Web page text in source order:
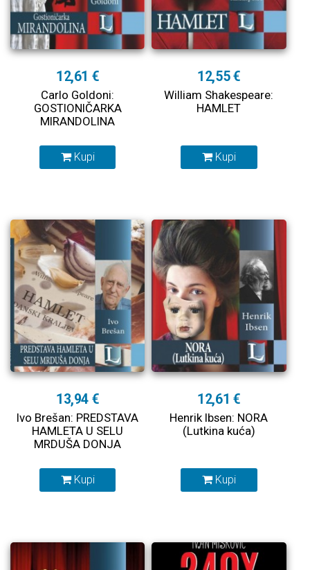
12,61 €
Carlo Goldoni:
GOSTIONIČARKA
MIRANDOLINA
Kupi
12,55 €
William Shakespeare:
HAMLET
Kupi
13,94 €
Ivo Brešan: PREDSTAVA
HAMLETA U SELU
MRDUŠA DONJA
Kupi
12,61 €
Henrik Ibsen: NORA
(Lutkina kuća)
Kupi